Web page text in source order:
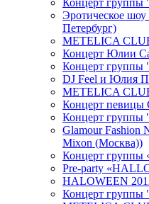
Концерт
Эротическое
Петербург)
METELICA
Концерт Юлии
Концерт
DJ Feel и Юлия
METELICA
Концерт певицы
Концерт группы
Glamour Fashion
Mixon (Москва))
Концерт группы
Pre-party
HALOWEEN
Концерт группы